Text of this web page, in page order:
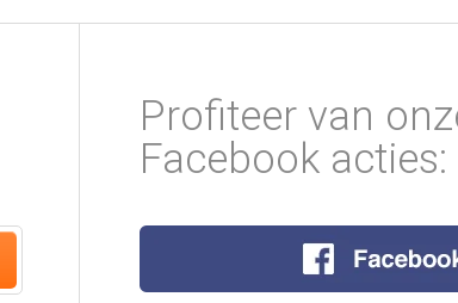
Profiteer van
Facebook acties: